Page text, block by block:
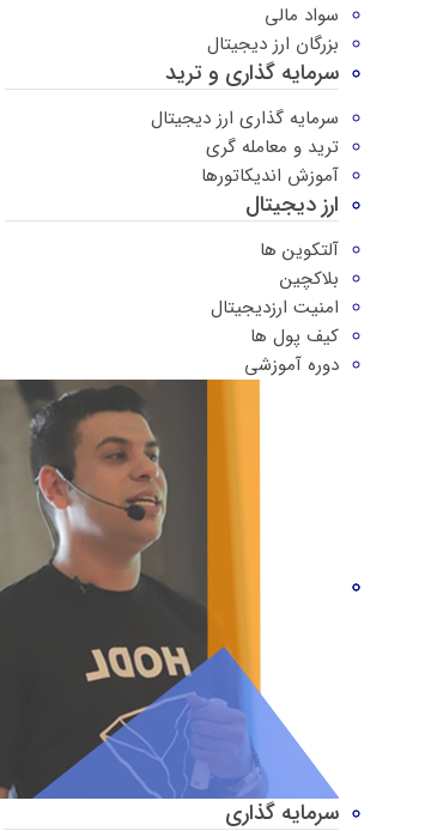
سواد مالی
بزرگان ارز دیجیتال
سرمایه گذاری و ترید
سرمایه گذاری ارز دیجیتال
ترید و معامله گری
آموزش اندیکاتورها
ارز دیجیتال
آلتکوین ها
بلاکچین
امنیت ارزدیجیتال
کیف پول ها
دوره‌ آموزشی
سرمایه گذاری